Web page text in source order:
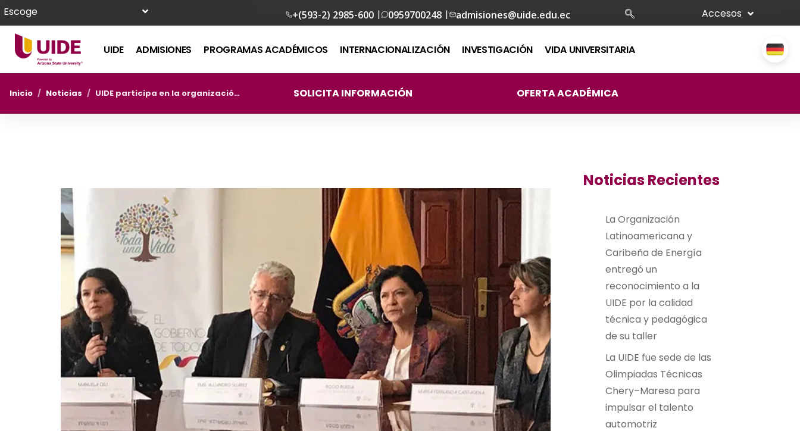
Escoge +(593-2) 2985-600 | 0959700248 | admisiones@uide.edu.ec Accesos
UIDE ADMISIONES PROGRAMAS ACADÉMICOS INTERNACIONALIZACIÓN INVESTIGACIÓN VIDA UNIVERSITARIA
Inicio / Noticias / UIDE participa en la organización de la Conmemoración de 20 años de Paz entre Ecuador y Perú. SOLICITA INFORMACIÓN OFERTA ACADÉMICA
Noticias Recientes
La Organización
Latinoamericana y
Caribeña de Energía
entregó un
reconocimiento a la
UIDE por la calidad
técnica y pedagógica
de su taller
La UIDE fue sede de las
Olimpiadas Técnicas
Chery–Maresa para
impulsar el talento
automotriz